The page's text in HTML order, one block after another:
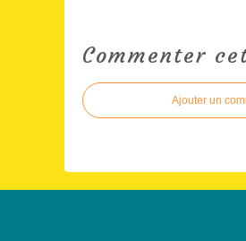
Commenter
Ajouter un